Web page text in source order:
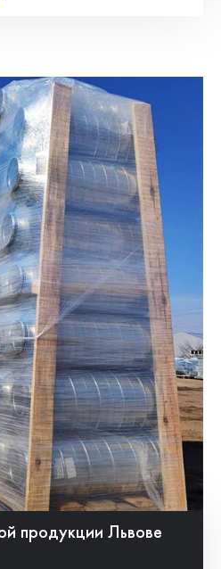
продукции Львове